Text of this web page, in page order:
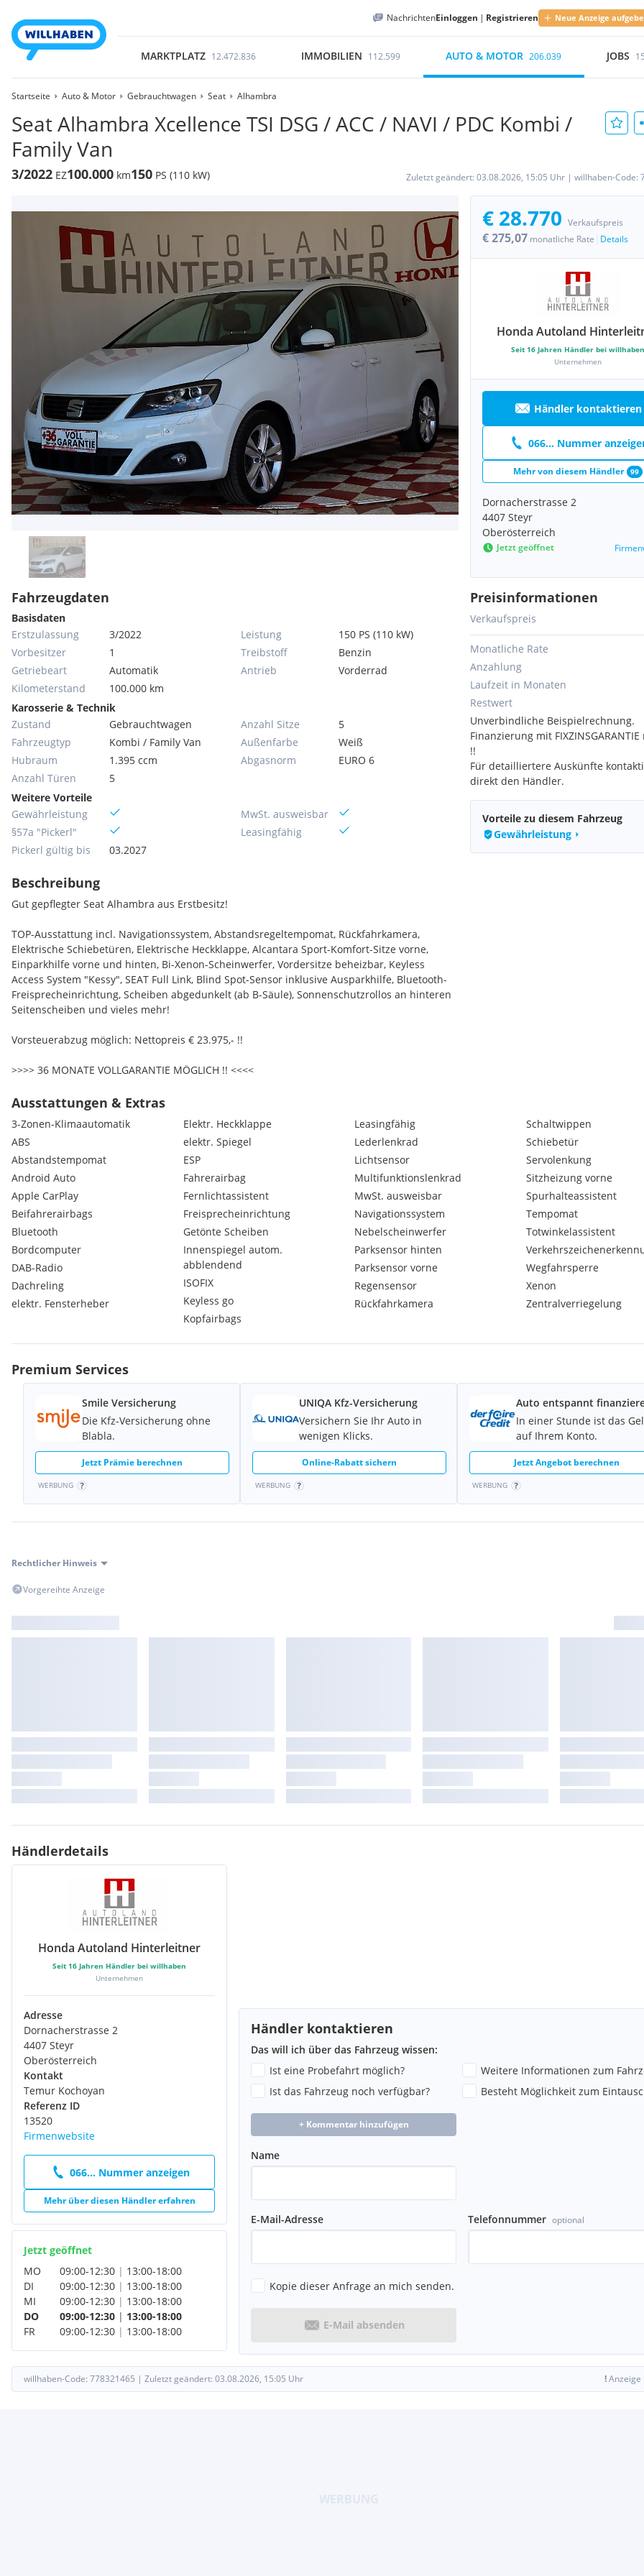
NachrichtenEinloggen | Registrieren Neue Anzeige
MARKTPLATZ 12.472.836 IMMOBILIEN 112.599 AUTO & MOTOR 206.039 JOBS
Startseite Auto & Motor Gebrauchtwagen Seat Alhambra
Seat Alhambra Xcellence TSI DSG / ACC / NAVI / PDC Kombi /
Family Van
3/2022 EZ100.000 km150 PS (110 kW) Zuletzt geändert: 03.08.2026, 15:05 Uhr | willhaben-Code:
€ 28.770 Verkaufspreis
€ 275,07 monatliche Rate Details
Honda Autoland
Seit 16 Jahren Händler bei willhaben
Unternehmen
Händler kontaktieren
066... Nummer
Mehr von diesem Händler 99
Dornacherstrasse 2
4407 Steyr
Oberösterreich
Jetzt geöffnet
Fahrzeugdaten
Basisdaten
Erstzulassung
3/2022
Vorbesitzer
1
Getriebeart
Automatik
Kilometerstand
100.000 km
Leistung
150 PS (110 kW)
Treibstoff
Benzin
Antrieb
Vorderrad
Karosserie & Technik
Zustand
Gebrauchtwagen
Fahrzeugtyp
Kombi / Family Van
Hubraum
1.395 ccm
Anzahl Türen
5
Anzahl Sitze
5
Außenfarbe
Weiß
Abgasnorm
EURO 6
Weitere Vorteile
Gewährleistung
§57a "Pickerl"
Pickerl gültig bis
03.2027
MwSt. ausweisbar
Leasingfähig
Beschreibung
Gut gepflegter Seat Alhambra aus Erstbesitz!
TOP-Ausstattung incl. Navigationssystem, Abstandsregeltempomat, Rückfahrkamera,
Elektrische Schiebetüren, Elektrische Heckklappe, Alcantara Sport-Komfort-Sitze vorne,
Einparkhilfe vorne und hinten, Bi-Xenon-Scheinwerfer, Vordersitze beheizbar, Keyless
Access System "Kessy", SEAT Full Link, Blind Spot-Sensor inklusive Ausparkhilfe, Bluetooth-
Freisprecheinrichtung, Scheiben abgedunkelt (ab B-Säule), Sonnenschutzrollos an hinteren
Seitenscheiben und vieles mehr!
Vorsteuerabzug möglich: Nettopreis € 23.975,- !!
>>>> 36 MONATE VOLLGARANTIE MÖGLICH !! <<<<
Unser Verkaufsteam:
Temur Kochoyan
Trotz größter Sorgfalt bei der Erstellung dieser Anzeige sind die im Internet gemachten
Angaben nicht rechtsverbindlich. Alle Informationen sind ohne Gewähr und dienen
lediglich der unverbindlichen Information. Änderungen und Irrtümer bleiben vorbehalten.
Eine Haftung für die Richtigkeit, Vollständigkeit und Aktualität der Angaben ist
ausgeschlossen.
Preisinformationen
Verkaufspreis
Monatliche Rate
Anzahlung
Laufzeit in Monaten
Restwert
Unverbindliche Beispielrechnung.
Finanzierung mit
!!
Für detailliertere Auskünfte
direkt den Händler.
Vorteile zu diesem Fahrzeug
Gewährleistung
Ausstattungen & Extras
3-Zonen-Klimaautomatik
ABS
Abstandstempomat
Android Auto
Apple CarPlay
Beifahrerairbags
Bluetooth
Bordcomputer
DAB-Radio
Dachreling
elektr. Fensterheber
Elektr. Heckklappe
elektr. Spiegel
ESP
Fahrerairbag
Fernlichtassistent
Freisprecheinrichtung
Getönte Scheiben
Innenspiegel autom.
abblendend
ISOFIX
Keyless go
Kopfairbags
Leasingfähig
Lederlenkrad
Lichtsensor
Multifunktionslenkrad
MwSt. ausweisbar
Navigationssystem
Nebelscheinwerfer
Parksensor hinten
Parksensor vorne
Regensensor
Rückfahrkamera
Schaltwippen
Schiebetür
Servolenkung
Sitzheizung vorne
Spurhalteassistent
Tempomat
Totwinkelassistent
Wegfahrsperre
Xenon
Zentralverriegelung
Premium Services
Smile Versicherung
Die Kfz-Versicherung ohne
Blabla.
Jetzt Prämie berechnen
WERBUNG
UNIQA Kfz-Versicherung
Versichern Sie Ihr Auto in
wenigen Klicks.
Online-Rabatt sichern
WERBUNG
Auto entspannt
In einer Stunde ist das
auf Ihrem Konto.
Jetzt Angebot berechnen
WERBUNG
Rechtlicher Hinweis
Vorgereihte Anzeige
Händlerdetails
Honda Autoland Hinterleitner
Seit 16 Jahren Händler bei willhaben
Unternehmen
Adresse
Dornacherstrasse 2
4407 Steyr
Oberösterreich
Kontakt
Temur Kochoyan
Referenz ID
13520
Firmenwebsite
066... Nummer anzeigen
Mehr über diesen Händler erfahren
Jetzt geöffnet
MO
09:00-12:30 | 13:00-18:00
DI
09:00-12:30 | 13:00-18:00
MI
09:00-12:30 | 13:00-18:00
DO
09:00-12:30 | 13:00-18:00
FR
09:00-12:30 | 13:00-18:00
Händler kontaktieren
Das will ich über das Fahrzeug wissen:
Ist eine Probefahrt möglich?
Weitere Informationen zum
Ist das Fahrzeug noch verfügbar?
Besteht Möglichkeit zum
+ Kommentar hinzufügen
Name
E-Mail-Adresse Telefonnummer optional
Kopie dieser Anfrage an mich senden.
E-Mail absenden
willhaben-Code: 778321465 | Zuletzt geändert: 03.08.2026, 15:05 Uhr !Anzeige